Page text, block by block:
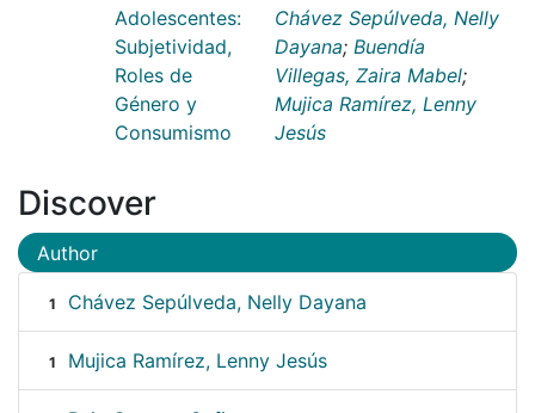
Adolescentes:
Subjetividad,
Roles de
Género y
Consumismo
Chávez Sepúlveda, Nelly
Dayana; Buendía
Villegas, Zaira Mabel;
Mujica Ramírez, Lenny
Jesús
Discover
Author
1 Chávez Sepúlveda, Nelly Dayana
1 Mujica Ramírez, Lenny Jesús